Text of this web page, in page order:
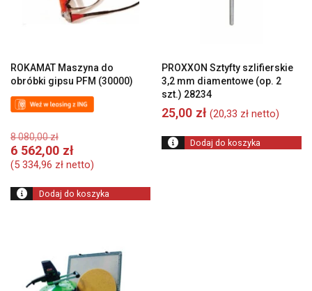
ROKAMAT Maszyna do
obróbki gipsu PFM (30000)
8 080,00złPierwotna
cena
wynosiła:
080,00 zł.
6 562,00 zł
Aktualna
6
562,00 zł.
(5 334,96 zł netto)
Dodaj do koszyka
PROXXON Sztyfty szlifierskie
3,2 mm diamentowe (op. 2
szt.) 28234
25,00 zł (20,33 zł netto)
Dodaj do koszyka